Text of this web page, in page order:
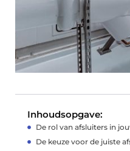
Inhoudsopgave:
De rol van afsluiters in
De keuze voor de juiste